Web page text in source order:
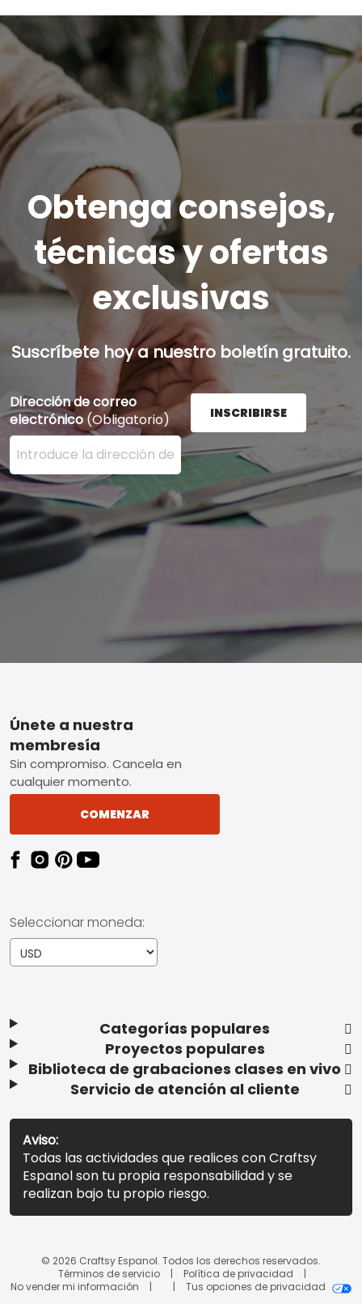
Obtenga consejos,
técnicas y ofertas
exclusivas
Suscríbete hoy a nuestro boletín gratuito.
Dirección de correo
electrónico (Obligatorio)
Ingrese su dirección de correo electrónico aquí y
INSCRIBIRSE
Footer
Categorías populares
Proyectos populares
Biblioteca de grabaciones clases en vivo
Servicio de atención al cliente
Únete a nuestra
membresía
Sin compromiso. Cancela en
cualquier momento.
COMENZAR
Seleccionar moneda:
Aviso:
Todas las actividades que realices con Craftsy
Espanol son tu propia responsabilidad y se
realizan bajo tu propio riesgo.
© 2026 Craftsy Espanol. Todos los derechos reservados.
Términos de servicio
Política de privacidad
No vender mi información
Tus opciones de privacidad